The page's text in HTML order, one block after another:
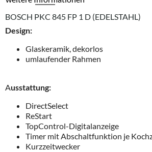
BOSCH PKC 845 FP 1 D (EDELSTAHL)
Design:
Glaskeramik, dekorlos
umlaufender Rahmen
Ausstattung:
DirectSelect
ReStart
TopControl-Digitalanzeige
Timer mit Abschaltfunktion je
Kurzzeitwecker